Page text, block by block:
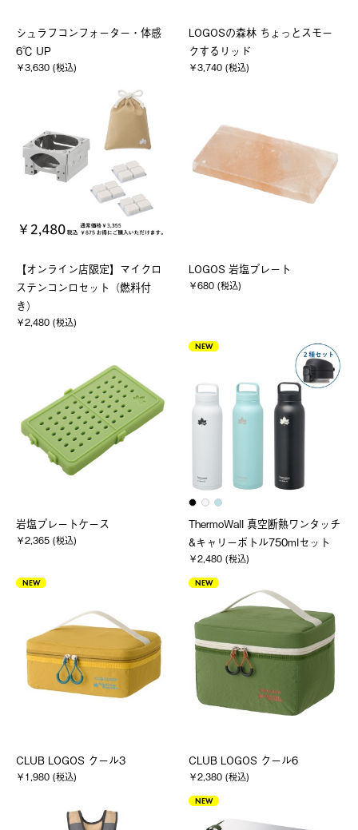
シュラフコンフォーター・体感
6℃ UP
￥3,630 (税込)
LOGOSの森林 ちょっとスモー
クするリッド
￥3,740 (税込)
【オンライン店限定】マイクロ
ステンコンロセット（燃料付
き）
￥2,480 (税込)
LOGOS 岩塩プレート
￥680 (税込)
岩塩プレートケース
￥2,365 (税込)
NEW
ThermoWall 真空断熱ワンタッチ
&キャリーボトル750mlセット
￥2,480 (税込)
NEW
CLUB LOGOS クール3
￥1,980 (税込)
NEW
CLUB LOGOS クール6
￥2,380 (税込)
NEW